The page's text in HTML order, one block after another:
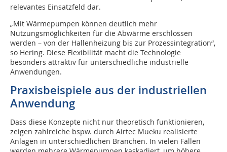
relevantes Einsatzfeld dar.
„Mit Wärmepumpen können deutlich mehr
Nutzungsmöglichkeiten für die Abwärme erschlossen
werden – von der Hallenheizung bis zur Prozessintegration“,
so Hering. Diese Flexibilität macht die Technologie
besonders attraktiv für unterschiedliche indus­trielle
Anwendungen.
Praxisbeispiele aus der ­industriellen
Anwendung
Dass diese Konzepte nicht nur theoretisch funktionieren,
zeigen zahlreiche bspw. durch Airtec Mueku realisierte
Anlagen in unterschiedlichen Branchen. In vielen Fällen